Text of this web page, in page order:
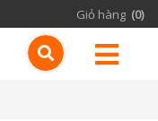
Giỏ hàng (0)